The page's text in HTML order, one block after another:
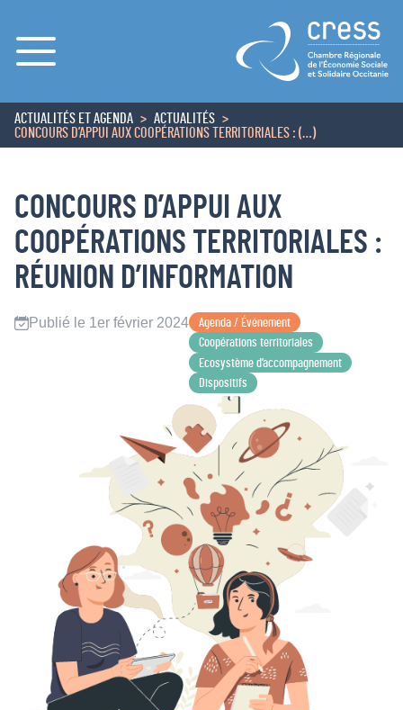
Menu
ACCUEIL
ACTUALITÉS ET AGENDA
ACTUALITÉS
CONCOURS D’APPUI AUX COOPÉRATIONS TERRITORIALES : (…)
CONCOURS D’APPUI AUX
COOPÉRATIONS TERRITORIALES :
RÉUNION D’INFORMATION
Publié le 1er février 2024
Agenda / Événement
Coopérations territoriales
Ecosystème d’accompagnement
Dispositifs